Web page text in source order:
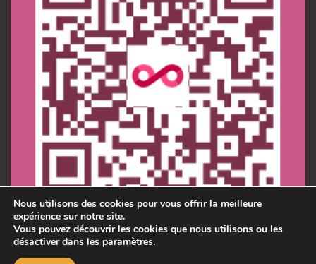
Nous utilisons des cookies pour vous offrir la meilleure
expérience sur notre site.
Vous pouvez découvrir les cookies que nous utilisons ou les
désactiver dans les paramètres.